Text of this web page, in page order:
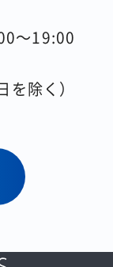
～19:00
を除く）